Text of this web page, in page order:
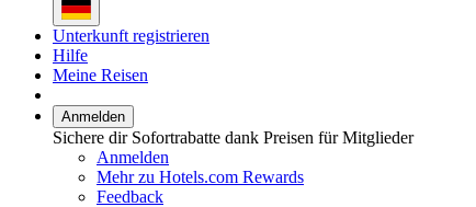
Unterkunft registrieren
Hilfe
Meine Reisen
Anmelden
Sichere dir Sofortrabatte dank Preisen für Mitglieder
Anmelden
Mehr zu Hotels.com Rewards
Feedback